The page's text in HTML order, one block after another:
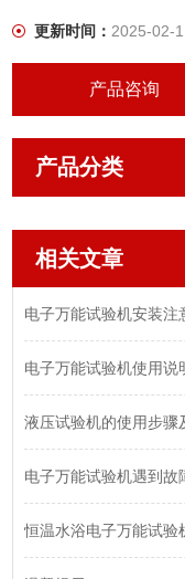
更新时间：2025-02-
产品咨询
产品分类
相关文章
电子万能试验机安装注
电子万能试验机使用说
液压试验机的使用步骤
电子万能试验机遇到故
恒温水浴电子万能试验